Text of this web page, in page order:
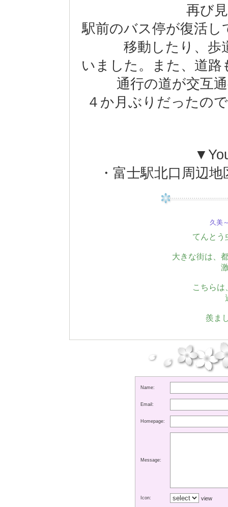
再び
駅前のバス停が復活し
移動したり、歩
いました。また、道
通行の道が交互
４か月ぶりだったの
・富士駅北口周辺
久美
てんと
大きな街は、
こちらは
羨ま
Name:
Email:
Homepage:
Message:
Icon: view